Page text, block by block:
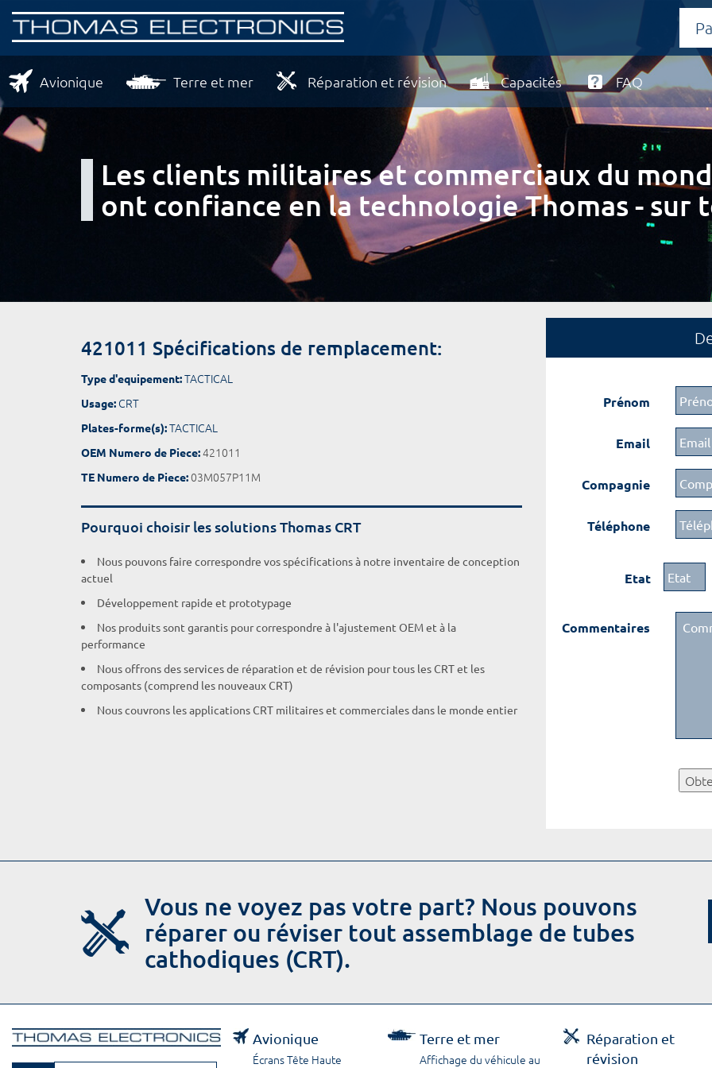
Avionique Terre et mer Réparation et révision Capacités FAQ
Les clients militaires et commerciaux du
ont confiance en la technologie Thomas - sur
421011 Spécifications de remplacement:
Type d'equipement:TACTICAL
Usage: CRT
Plates-forme(s):TACTICAL
OEM Numero de Piece:421011
TE Numero de Piece:03M057P11M
Pourquoi choisir les solutions Thomas CRT
Nous pouvons faire correspondre vos spécifications à notre inventaire de conception
actuel
Développement rapide et prototypage
Nos produits sont garantis pour correspondre à l'ajustement OEM et à la
performance
Nous offrons des services de réparation et de révision pour tous les CRT et les
composants (comprend les nouveaux CRT)
Nous couvrons les applications CRT militaires et commerciales dans le monde entier
Prénom
Email
Compagnie
Téléphone
Etat
Commentaires
Vous ne voyez pas votre part? Nous pouvons
réparer ou réviser tout assemblage de tubes
cathodiques (CRT).
Avionique
Écrans Tête Haute
Terre et mer
Affichage du véhicule au
Réparation et
révision